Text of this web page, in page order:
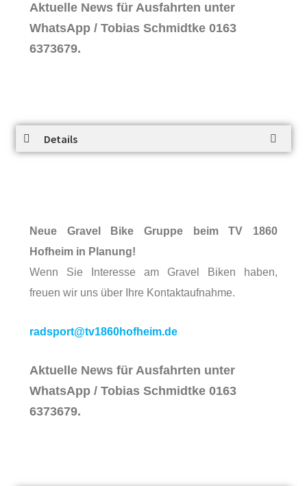
Aktuelle News für Ausfahrten unter
WhatsApp / Tobias Schmidtke 0163
6373679.
Details
Neue Gravel Bike Gruppe beim TV 1860
Hofheim in Planung!
Wenn Sie Interesse am Gravel Biken haben,
freuen wir uns über Ihre Kontaktaufnahme.
radsport@tv1860hofheim.de
Aktuelle News für Ausfahrten unter
WhatsApp / Tobias Schmidtke 0163
6373679.